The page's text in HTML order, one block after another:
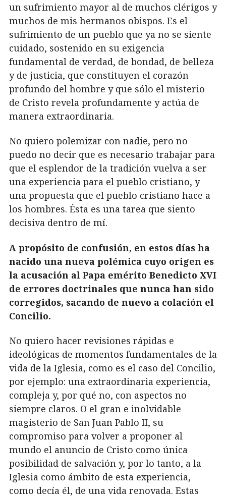
un sufrimiento mayor al de muchos clérigos y
muchos de mis hermanos obispos. Es el
sufrimiento de un pueblo que ya no se siente
cuidado, sostenido en su exigencia
fundamental de verdad, de bondad, de belleza
y de justicia, que constituyen el corazón
profundo del hombre y que sólo el misterio
de Cristo revela profundamente y actúa de
manera extraordinaria.
No quiero polemizar con nadie, pero no
puedo no decir que es necesario trabajar para
que el esplendor de la tradición vuelva a ser
una experiencia para el pueblo cristiano, y
una propuesta que el pueblo cristiano hace a
los hombres. Ésta es una tarea que siento
decisiva dentro de mí.
A propósito de confusión, en estos días ha
nacido una nueva polémica cuyo origen es
la acusación al Papa emérito Benedicto XVI
de errores doctrinales que nunca han sido
corregidos, sacando de nuevo a colación el
Concilio.
No quiero hacer revisiones rápidas e
ideológicas de momentos fundamentales de la
vida de la Iglesia, como es el caso del Concilio,
por ejemplo: una extraordinaria experiencia,
compleja y, por qué no, con aspectos no
siempre claros. O el gran e inolvidable
magisterio de San Juan Pablo II, su
compromiso para volver a proponer al
mundo el anuncio de Cristo como única
posibilidad de salvación y, por lo tanto, a la
Iglesia como ámbito de esta experiencia,
como decía él, de una vida renovada. Estas